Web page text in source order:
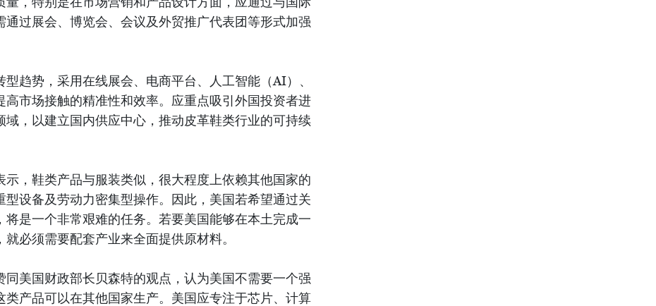
通过展会、博览会、会议及外贸推广代表团等形式加强
趋势，采用在线展会、电商平台、人工智能（AI）、
高市场接触的精准性和效率。应重点吸引外国投资者进
域，以建立国内供应中心，推动皮革鞋类行业的可持续
示，鞋类产品与服装类似，很大程度上依赖其他国家的
型设备及劳动力密集型操作。因此，美国若希望通过关
将是一个非常艰难的任务。若要美国能够在本土完成一
必须需要配套产业来全面提供原材料。
同美国财政部长贝森特的观点，认为美国不需要一个强
类产品可以在其他国家生产。美国应专注于芯片、计算